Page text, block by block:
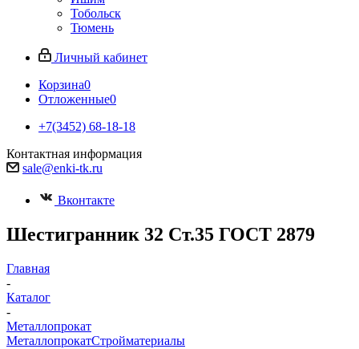
Тобольск
Тюмень
Личный кабинет
Корзина0
Отложенные0
+7(3452) 68-18-18
Контактная информация
sale@enki-tk.ru
Вконтакте
Шестигранник 32 Ст.35 ГОСТ 2879
Главная
-
Каталог
-
Металлопрокат
МеталлопрокатСтройматериалы